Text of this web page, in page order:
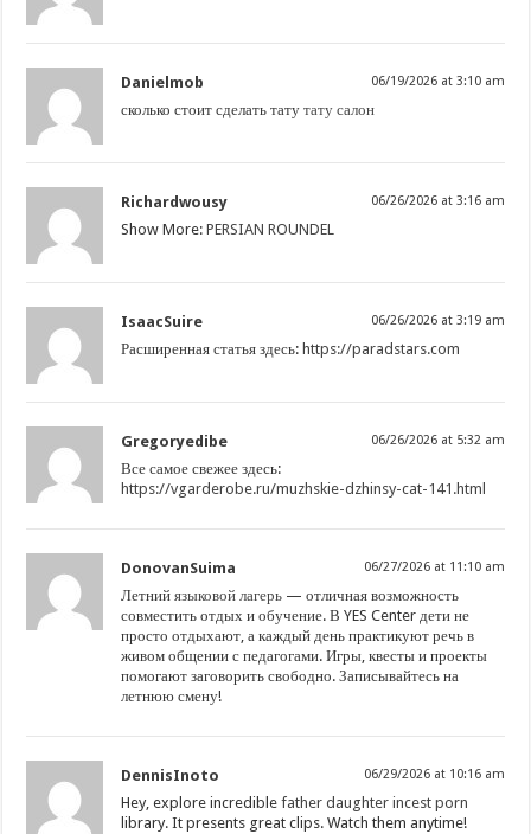
Danielmob 06/19/2026 at 3:10 am
сколько стоит сделать татутату салон
Richardwousy 06/26/2026 at 3:16 am
Show More:PERSIAN ROUNDEL
IsaacSuire 06/26/2026 at 3:19 am
Расширенная статья здесь: https://paradstars.com
Gregoryedibe 06/26/2026 at 5:32 am
Все самое свежее здесь:
https://vgarderobe.ru/muzhskie-dzhinsy-cat-141.html
DonovanSuima 06/27/2026 at 11:10 am
Летнийязыковой лагерь — отличная возможность
совместить отдых и обучение. В YES Center дети не
просто отдыхают, а каждый день практикуют речь в
живом общении с педагогами. Игры, квесты и проекты
помогают заговорить свободно. Записывайтесь на
летнюю смену!
DennisInoto 06/29/2026 at 10:16 am
Hey, explore incrediblefather daughter incest porn
library. It presents great clips. Watch them anytime!